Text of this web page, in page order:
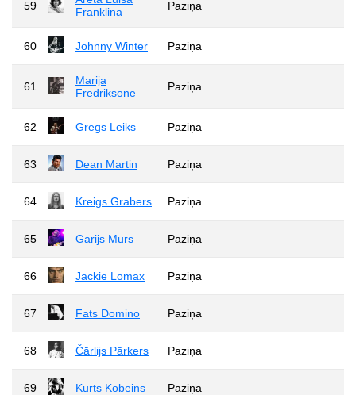
59
Franklina
Paziņa
60 Johnny Winter Paziņa
61
Marija
Fredriksone
Paziņa
62 Gregs Leiks Paziņa
63 Dean Martin Paziņa
64 Kreigs Grabers Paziņa
65 Garijs Mūrs Paziņa
66 Jackie Lomax Paziņa
67 Fats Domino Paziņa
68 Čārlijs Pārkers Paziņa
69 Kurts Kobeins Paziņa